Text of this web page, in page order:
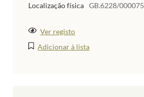
Localização física GB.6228/000075
Ver registo
Adicionar à lista